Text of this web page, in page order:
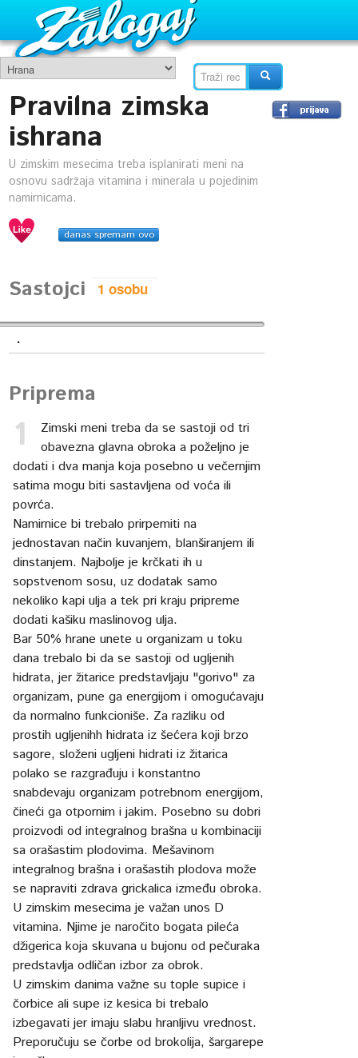
Pravilna zimska
ishrana
U zimskim mesecima treba isplanirati meni na
osnovu sadržaja vitamina i minerala u pojedinim
namirnicama.
danas spremam ovo
Sastojci
.
Priprema
Zimski meni treba da se sastoji od tri
obavezna glavna obroka a poželjno je
dodati i dva manja koja posebno u večernjim
satima mogu biti sastavljena od voća ili
povrća.
Namirnice bi trebalo prirpemiti na
jednostavan način kuvanjem, blanširanjem ili
dinstanjem. Najbolje je krčkati ih u
sopstvenom sosu, uz dodatak samo
nekoliko kapi ulja a tek pri kraju pripreme
dodati kašiku maslinovog ulja.
Bar 50% hrane unete u organizam u toku
dana trebalo bi da se sastoji od ugljenih
hidrata, jer žitarice predstavljaju "gorivo" za
organizam, pune ga energijom i omogućavaju
da normalno funkcioniše. Za razliku od
prostih ugljenihh hidrata iz šećera koji brzo
sagore, složeni ugljeni hidrati iz žitarica
polako se razgrađuju i konstantno
snabdevaju organizam potrebnom energijom,
čineći ga otpornim i jakim. Posebno su dobri
proizvodi od integralnog brašna u kombinaciji
sa orašastim plodovima. Mešavinom
integralnog brašna i orašastih plodova može
se napraviti zdrava grickalica između obroka.
U zimskim mesecima je važan unos D
vitamina. Njime je naročito bogata pileća
džigerica koja skuvana u bujonu od pečuraka
predstavlja odličan izbor za obrok.
U zimskim danima važne su tople supice i
čorbice ali supe iz kesica bi trebalo
izbegavati jer imaju slabu hranljivu vrednost.
Preporučuju se čorbe od brokolija, šargarepe